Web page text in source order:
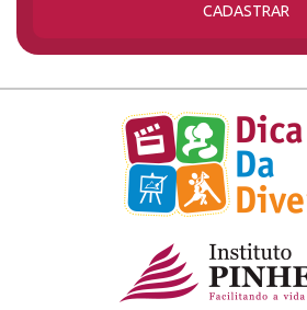
CADASTRAR